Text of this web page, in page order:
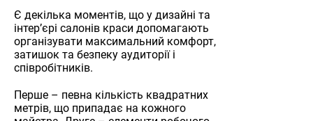
Є декілька моментів, що у дизайні та
інтер’єрі салонів краси допомагають
організувати максимальний комфорт,
затишок та безпеку аудиторії і
співробітників.
Перше – певна кількість квадратних
метрів, що припадає на кожного